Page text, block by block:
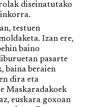
diseinatutako
testuen
Izan ere,
baino
pasarte
baina beraien
dira eta
Maskaradakoek
euskara goxoan